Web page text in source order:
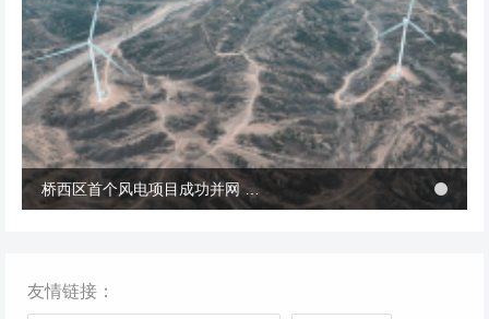
桥西区首个风电项目成功并网 助力绿电转型与乡村共富
冬季张北风景 桥西区首个风电项目成功并网 助力绿电转型与乡村共富
友情链接：